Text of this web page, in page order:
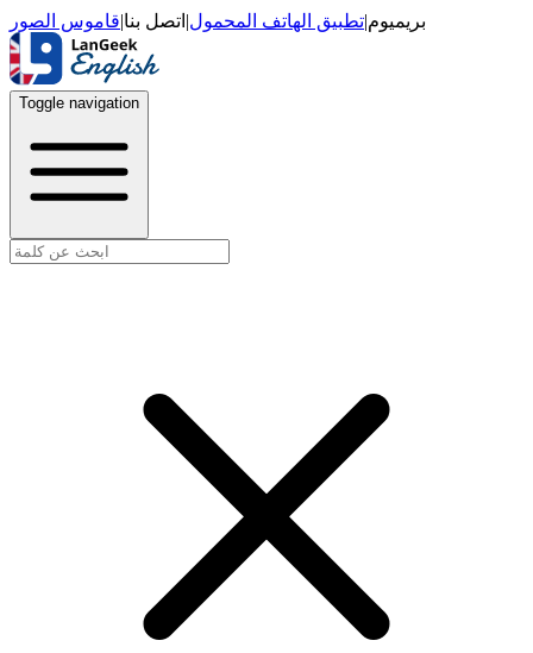
بريميوم|تطبيق الهاتف المحمول| اتصل بنا|قاموس الصور
Toggle navigation